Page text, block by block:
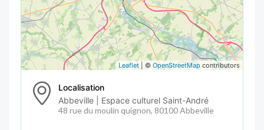
Leaflet | © OpenStreetMap contributors
Localisation
Abbeville | Espace culturel Saint-André
48 rue du moulin quignon, 80100 Abbeville